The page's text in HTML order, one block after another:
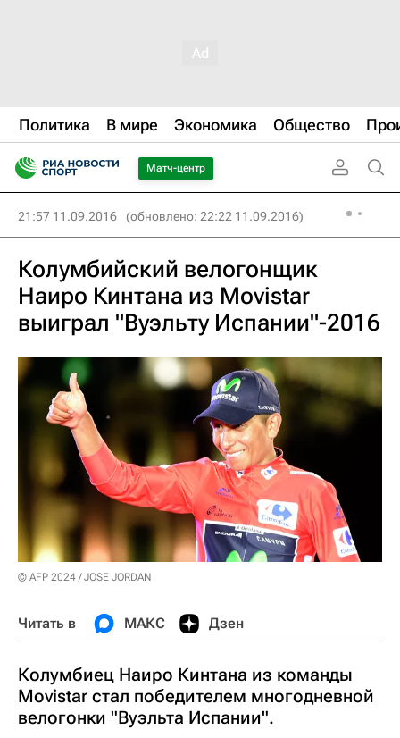
Политика В мире Экономика Общество
Матч-центр
21:57 11.09.2016 (обновлено: 22:22 11.09.2016)
Колумбийский велогонщик
Наиро Кинтана из Movistar
выиграл "Вуэльту Испании"-2016
© AFP 2024 / JOSE JORDAN
Читать в МАКС Дзен
Колумбиец Наиро Кинтана из команды
Movistar стал победителем многодневной
велогонки "Вуэльта Испании".